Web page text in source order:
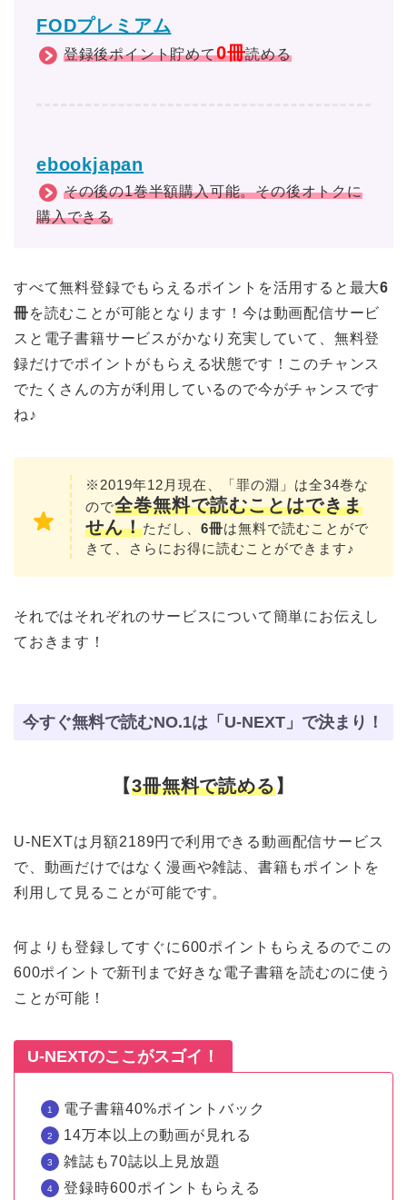
FODプレミアム
登録後ポイント貯めて0冊読める
ebookjapan
その後の1巻半額購入可能。その後オトクに
購入できる
すべて無料登録でもらえるポイントを活用すると最大6
冊を読むことが可能となります！今は動画配信サービ
スと電子書籍サービスがかなり充実していて、無料登
録だけでポイントがもらえる状態です！このチャンス
でたくさんの方が利用しているので今がチャンスです
ね♪
※2019年12月現在、「罪の淵」は全34巻な
ので全巻無料で読むことはできま
せん！ただし、 6冊は無料で読むことがで
きて、さらにお得に読むことができます♪
それではそれぞれのサービスについて簡単にお伝えし
ておきます！
今すぐ無料で読むNO.1は「U-NEXT」で決まり！
【3冊無料で読める】
U-NEXTは月額2189円で利用できる動画配信サービス
で、動画だけではなく漫画や雑誌、書籍もポイントを
利用して見ることが可能です。
何よりも登録してすぐに600ポイントもらえるのでこの
600ポイントで新刊まで好きな電子書籍を読むのに使う
ことが可能！
U-NEXTのここがスゴイ！
電子書籍40%ポイントバック
14万本以上の動画が見れる
雑誌も70誌以上見放題
登録時600ポイントもらえる